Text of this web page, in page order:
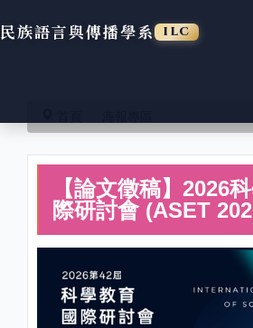
民族語言與傳播學系 ILC
【論文徵稿】2026
際研討會 (ASET